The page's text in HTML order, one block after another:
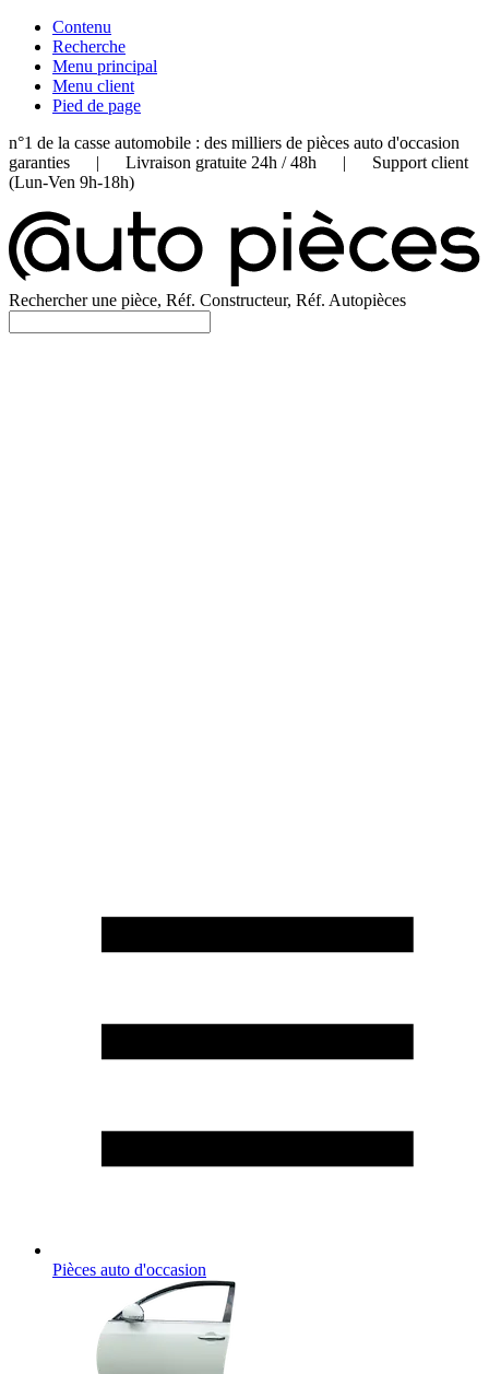
Contenu
Recherche
Menu principal
Menu client
Pied de page
n°1 de la casse automobile : des milliers de pièces auto d'occasion
garanties | Livraison gratuite 24h / 48h | Support client
(Lun-Ven 9h-18h)
Rechercher une pièce, Réf. Constructeur, Réf. Autopièces
Pièces auto d'occasion